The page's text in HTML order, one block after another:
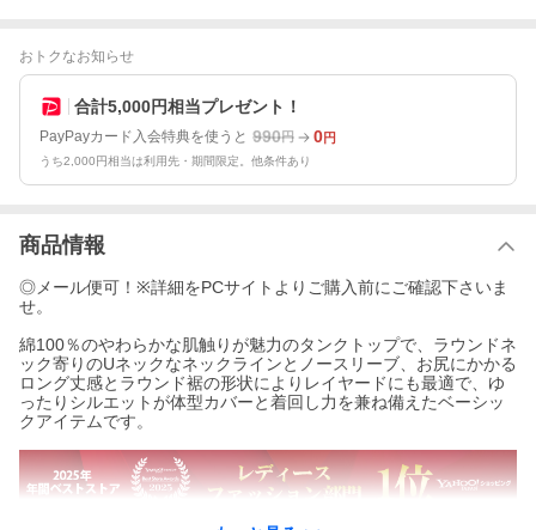
おトクなお知らせ
合計5,000円相当プレゼント！
PayPayカード入会特典を使うと 990円 0円
うち2,000円相当は利用先・期間限定。他条件あり
商品情報
◎メール便可！※詳細をPCサイトよりご購入前にご確認下さいま
せ。
綿100％のやわらかな肌触りが魅力のタンクトップで、ラウンドネ
ック寄りのUネックなネックラインとノースリーブ、お尻にかかる
ロング丈感とラウンド裾の形状によりレイヤードにも最適で、ゆ
ったりシルエットが体型カバーと着回し力を兼ね備えたベーシッ
クアイテムです。